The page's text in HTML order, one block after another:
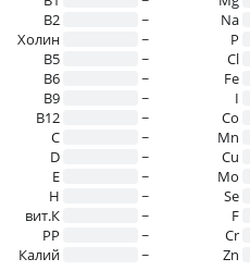
B2
~
Холин
~
B5
~
B6
~
B9
~
B12
~
C
~
D
~
E
~
H
~
вит.К
~
PP
~
Калий
~
Na
P
Cl
Fe
I
Co
Mn
Cu
Mo
Se
F
Cr
Zn